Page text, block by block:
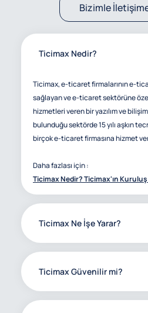
Bizimle
Ticimax Nedir?
Ticimax, e-ticaret firmalarının e-
sağlayan ve e-ticaret sektörüne
hizmetleri veren bir yazılım ve
bulunduğu sektörde 15 yılı aşkın
birçok e-ticaret firmasına hizmet
Daha fazlası için :
Ticimax Nedir? Ticimax'ın
Ticimax Ne İşe Yarar?
Ticimax Güvenilir mi?